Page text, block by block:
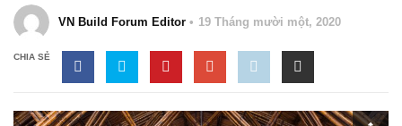
VN Build Forum Editor 19 Tháng mười một, 2020
CHIA SẺ